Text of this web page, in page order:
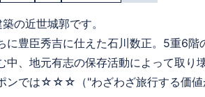
の近世城郭です。
豊臣秀吉に仕えた石川数正。5重6階
、地元有志の保存活動によって取り
ンでは☆☆☆（"わざわざ旅行する価値